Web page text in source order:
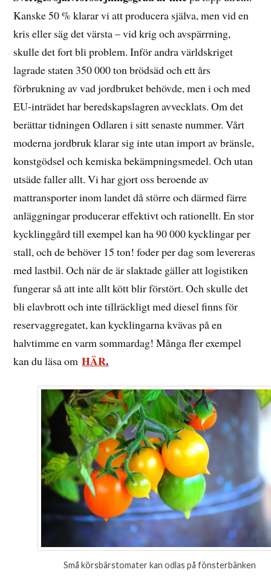
Kanske 50 % klarar vi att producera själva, men vid en
kris eller säg det värsta – vid krig och avspärrning,
skulle det fort bli problem. Inför andra världskriget
lagrade staten 350 000 ton brödsäd och ett års
förbrukning av vad jordbruket behövde, men i och med
EU-inträdet har beredskapslagren avvecklats. Om det
berättar tidningen Odlaren i sitt senaste nummer. Vårt
moderna jordbruk klarar sig inte utan import av bränsle,
konstgödsel och kemiska bekämpningsmedel. Och utan
utsäde faller allt. Vi har gjort oss beroende av
mattransporter inom landet då större och därmed färre
anläggningar producerar effektivt och rationellt. En stor
kycklinggård till exempel kan ha 90 000 kycklingar per
stall, och de behöver 15 ton! foder per dag som levereras
med lastbil. Och när de är slaktade gäller att logistiken
fungerar så att inte allt kött blir förstört. Och skulle det
bli elavbrott och inte tillräckligt med diesel finns för
reservaggregatet, kan kycklingarna kvävas på en
halvtimme en varm sommardag! Många fler exempel
kan du läsa omHÄR.
Små körsbärstomater kan odlas på fönsterbänken